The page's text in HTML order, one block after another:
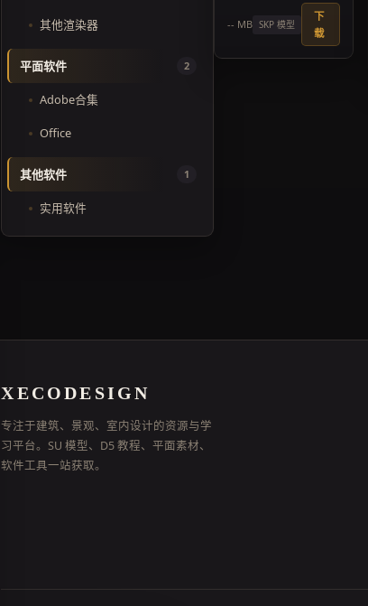
其他渲染器
平面软件 2
Adobe合集
Office
其他软件 1
实用软件
-- MB SKP 模型
下
载
XECODESIGN
专注于建筑、景观、室内设计的资源与学
习平台。SU 模型、D5 教程、平面素材、
软件工具一站获取。